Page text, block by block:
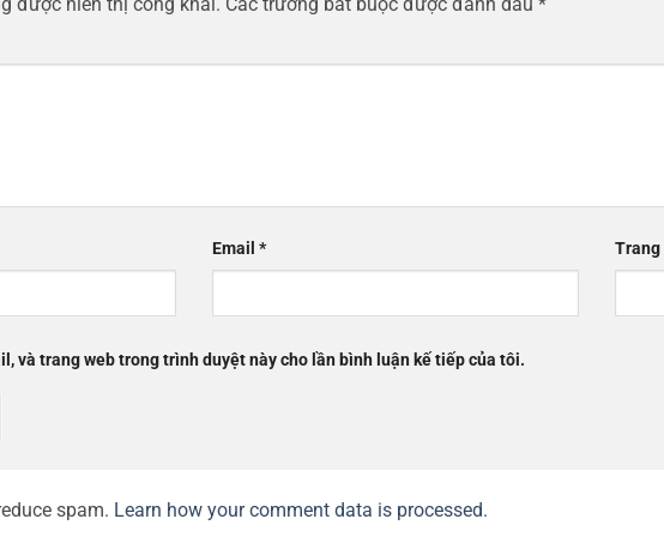
Email * Trang
và trang web trong trình duyệt này cho lần bình luận kế tiếp của tôi.
spam. Learn how your comment data is processed.